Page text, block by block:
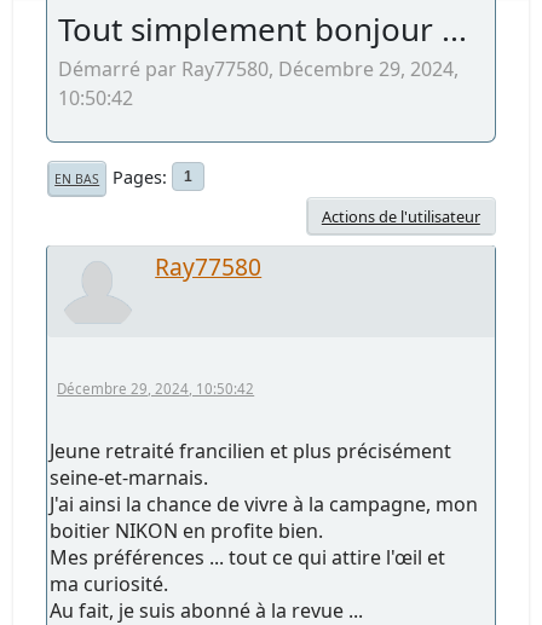
Tout simplement bonjour ...
Démarré par Ray77580, Décembre 29, 2024,
10:50:42
EN BAS Pages 1
Actions de l'utilisateur
Ray77580
Décembre 29, 2024, 10:50:42
Jeune retraité francilien et plus précisément
seine-et-marnais.
J'ai ainsi la chance de vivre à la campagne, mon
boitier NIKON en profite bien.
Mes préférences ... tout ce qui attire l'œil et
ma curiosité.
Au fait, je suis abonné à la revue ...